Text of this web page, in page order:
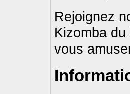
Rejoignez
Kizomba
vous